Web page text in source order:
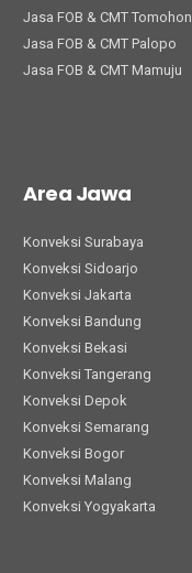
Jasa FOB & CMT Tomohon
Jasa FOB & CMT Palopo
Jasa FOB & CMT Mamuju
Area Jawa
Konveksi Surabaya
Konveksi Sidoarjo
Konveksi Jakarta
Konveksi Bandung
Konveksi Bekasi
Konveksi Tangerang
Konveksi Depok
Konveksi Semarang
Konveksi Bogor
Konveksi Malang
Konveksi Yogyakarta